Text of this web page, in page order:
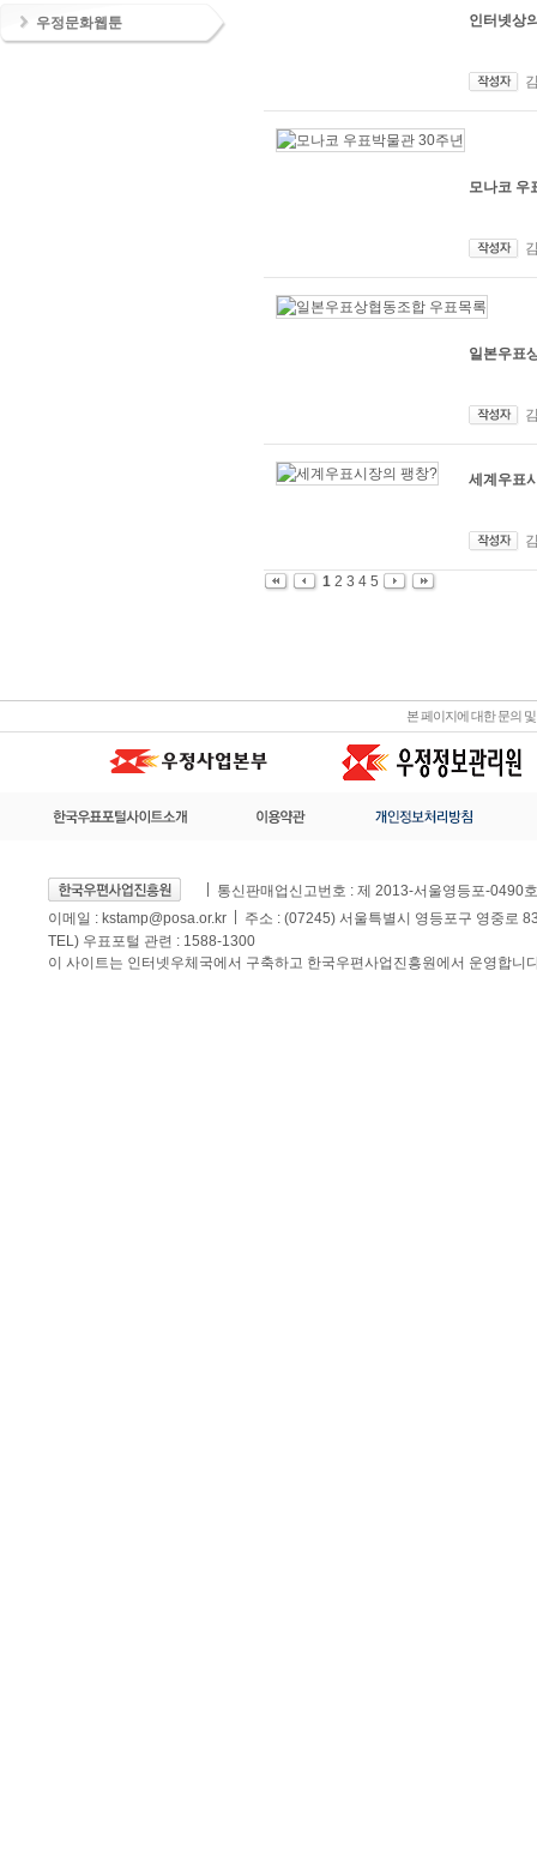
우정문화웹툰 인터넷상
모나코 우
일본우표
세계우표
1 2 3 4 5
본 페이지에 대한 문의
통신판매업신고번호 : 제 2013-서울영등포-0490호
이메일 : kstamp@posa.or.kr
주소 : (07245) 서울특별시 영등포구 영중로
TEL) 우표포털 관련 : 1588-1300
이 사이트는 인터넷우체국에서 구축하고 한국우편사업진흥원에서 운영합니